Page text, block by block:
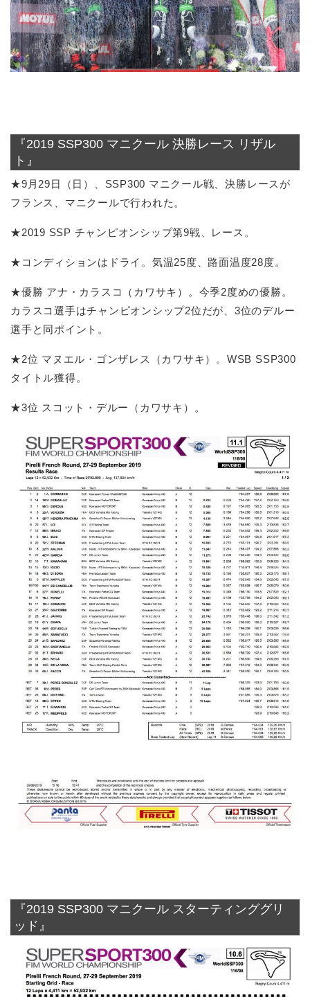
『2019 SSP300 マニクール 決勝レース リザル
ト』
★9月29日（日）、SSP300 マニクール戦、決勝レースが
フランス、マニクールで行われた。
★2019 SSP チャンピオンシップ第9戦、レース。
★コンディションはドライ。気温25度、路面温度28度。
★優勝 アナ・カラスコ（カワサキ）。今季2度めの優勝。
カラスコ選手はチャンピオンシップ2位だが、3位のデルー
選手と同ポイント。
★2位 マヌエル・ゴンザレス（カワサキ）。WSB SSP300
タイトル獲得。
★3位 スコット・デルー（カワサキ）。
『2019 SSP300 マニクール スターティンググリ
ッド』